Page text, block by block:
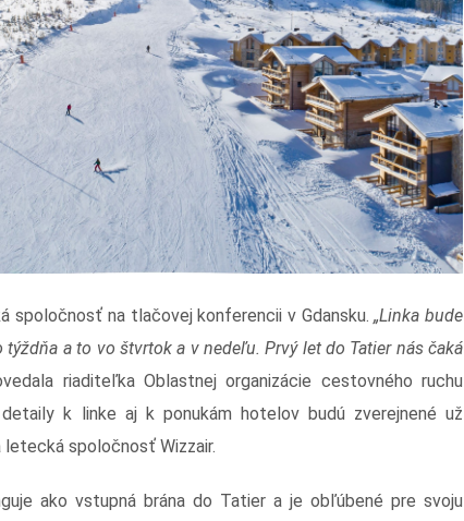
spoločnosť na tlačovej konferencii v Gdansku. „Linka bude
a to vo štvrtok a v nedeľu. Prvý let do Tatier nás čaká
riaditeľka Oblastnej organizácie cestovného ruchu
detaily k linke aj k ponukám hotelov budú zverejnené už
spoločnosť Wizzair.
ako vstupná brána do Tatier a je obľúbené pre svoju